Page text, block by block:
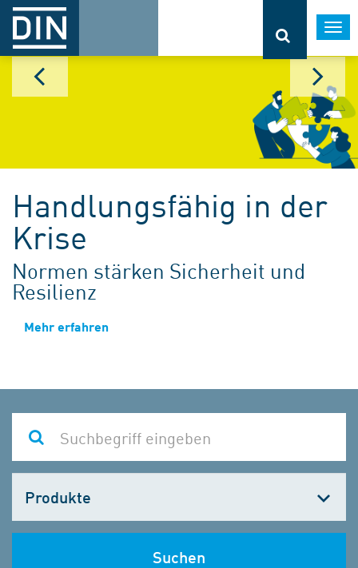
Handlungsfähig in der
Krise
Normen stärken Sicherheit und
Resilienz
Mehr erfahren
wählen
Suchen